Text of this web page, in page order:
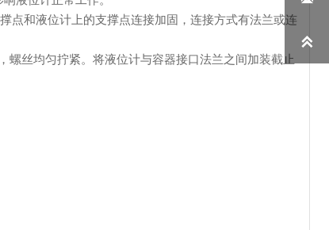
点和液位计上的支撑点连接加固，连接方式有法兰或连
丝均匀拧紧。将液位计与容器接口法兰之间加装截止
